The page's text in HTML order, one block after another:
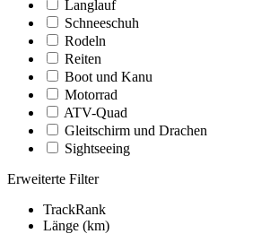
Langlauf
Schneeschuh
Rodeln
Reiten
Boot und Kanu
Motorrad
ATV-Quad
Gleitschirm und Drachen
Sightseeing
Erweiterte Filter
TrackRank
Länge (km)